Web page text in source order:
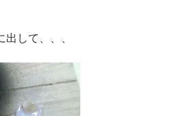
して、、、